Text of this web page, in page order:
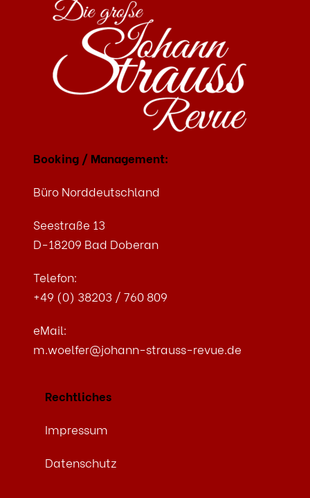
Booking / Management:
Büro Norddeutschland
Seestraße 13
D-18209 Bad Doberan
Telefon:
+49 (0) 38203 / 760 809
eMail:
m.woelfer@johann-strauss-revue.de
Rechtliches
Impressum
Datenschutz